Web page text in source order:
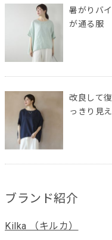
暑がりバ
が通る服
改良して
っきり見
ブランド紹介
Kilka （キルカ）